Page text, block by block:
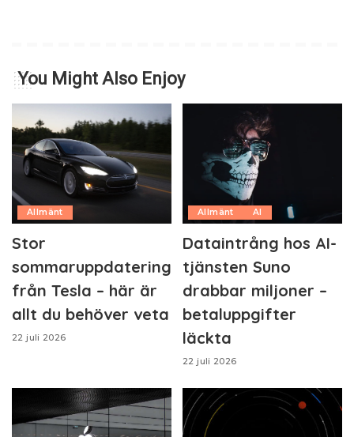
You Might Also Enjoy
Allmänt
Stor
sommaruppdatering
från Tesla – här är
allt du behöver veta
22 juli 2026
Allmänt AI
Dataintrång hos AI-
tjänsten Suno
drabbar miljoner –
betaluppgifter
läckta
22 juli 2026